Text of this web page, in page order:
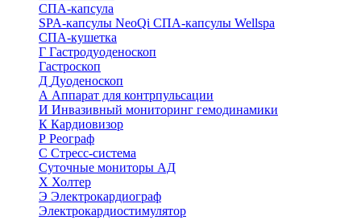
СПА-капсула
SPA-капсулы NeoQi СПА-капсулы Wellspa
СПА-кушетка
Г Гастродуоденоскоп
Гастроскоп
Д Дуоденоскоп
А Аппарат для контрпульсации
И Инвазивный мониторинг гемодинамики
К Кардиовизор
Р Реограф
С Стресс-система
Суточные мониторы АД
Х Холтер
Э Электрокардиограф
Электрокардиостимулятор